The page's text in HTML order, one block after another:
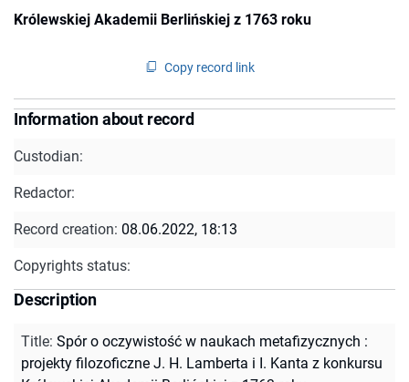
Królewskiej Akademii Berlińskiej z 1763 roku
Copy record link
Information about record
Custodian:
Redactor:
Record creation: 08.06.2022, 18:13
Copyrights status:
Description
Title: Spór o oczywistość w naukach metafizycznych :
projekty filozoficzne J. H. Lamberta i I. Kanta z konkursu